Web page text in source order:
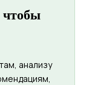
чтобы
анализу